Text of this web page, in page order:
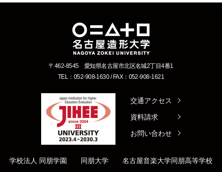
〒462-8545 愛知県名古屋市北区名城2丁目4番1
TEL：052-908-1630 / FAX：052-908-1621
交通アクセス
資料請求
お問い合わせ
学校法人 同朋学園 同朋大学 名古屋音楽大学同朋高等学校